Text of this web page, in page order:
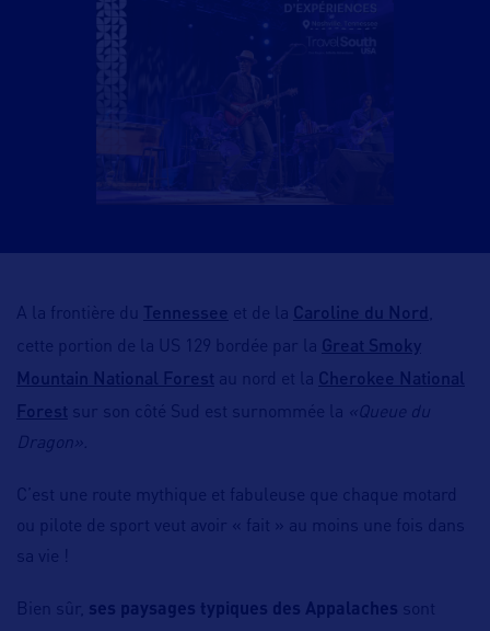
A la frontière du Tennessee et de la Caroline du Nord
cette portion de la US 129 bordée par la Great Smoky
Mountain National Forest au nord et la Cherokee National
Forest sur son côté Sud est surnommée la
«Queue du
Dragon».
C’est une route mythique et fabuleuse que chaque motard
ou pilote de sport veut avoir « fait » au moins une fois dans
sa vie !
Bien sûr, ses paysages typiques des Appalaches sont